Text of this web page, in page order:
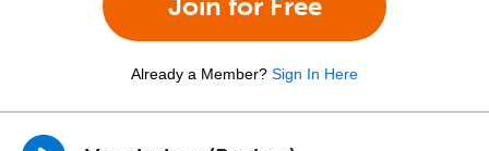
Already a Member? Sign In Here